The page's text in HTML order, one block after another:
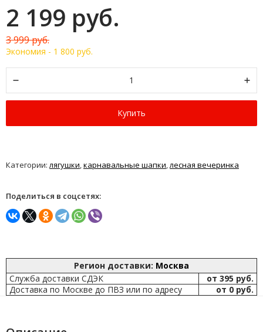
2 199 руб.
3 999 руб.
Экономия - 1 800 руб.
Купить
Категории: лягушки карнавальные шапки лесная вечеринка
Поделиться в соцсетях:
Регион доставки: Москва
Служба доставки СДЭК
от 395 руб.
Доставка по Москве до ПВЗ или по адресу
от 0 руб.